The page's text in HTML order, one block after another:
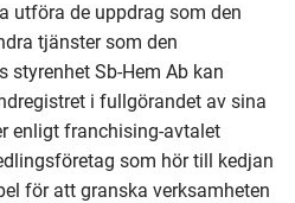
utföra de uppdrag som den
tjänster som den
styrenhet Sb-Hem Ab kan
i fullgörandet av sina
enligt franchising-avtalet
som hör till kedjan
för att granska verksamheten